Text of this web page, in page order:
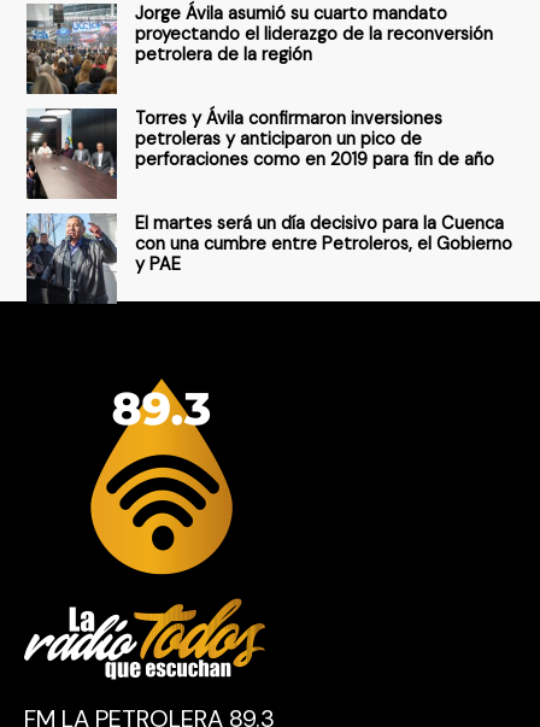
:
Jorge Ávila asumió su cuarto mandato
proyectando el liderazgo de la reconversión
petrolera de la región
Torres y Ávila confirmaron inversiones
petroleras y anticiparon un pico de
perforaciones como en 2019 para fin de año
El martes será un día decisivo para la Cuenca
con una cumbre entre Petroleros, el Gobierno
y PAE
FM LA PETROLERA 89.3